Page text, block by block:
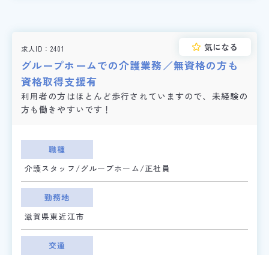
求人ID 2401
グループホームでの介護業務／無資格の方も
資格取得支援有
利用者の方はほとんど歩行されていますので、未経験の
方も働きやすいです！
気になる
職種
介護スタッフ/グループホーム/正社員
勤務地
滋賀県東近江市
交通